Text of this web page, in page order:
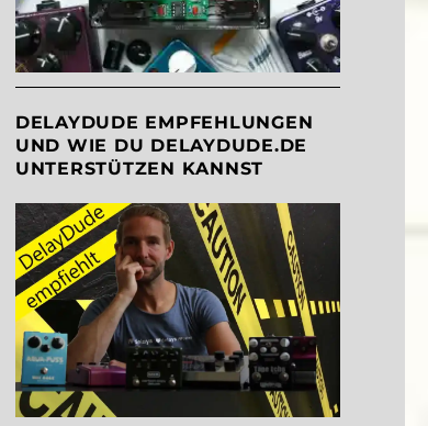
to Five & Chase Bliss Audio Thermae”
DELAYDUDE EMPFEHLUNGEN
UND WIE DU DELAYDUDE.DE
UNTERSTÜTZEN KANNST